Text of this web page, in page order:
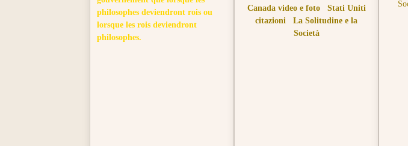
philosophes deviendront rois ou
lorsque les rois deviendront
philosophes.
Canada video e foto
Stati Uniti
citazioni
La Solitudine e la
Società